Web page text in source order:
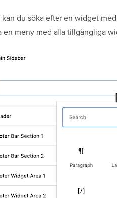
kan du söka efter en widget
en meny med alla tillgängliga